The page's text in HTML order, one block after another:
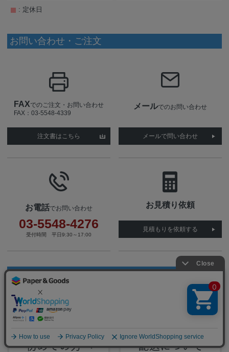
: 定休日
お問い合わせ・ご注文
FAXでのご注文・お問い合わせ
FAX：03-5548-4339
注文書はこちら
メールでのお問い合わせ
メールで問い合わせ
お電話でお問い合わせ
03-5548-4276
受付時間 平日9:30～17:00
お見積り依頼
見積もりを依頼する
インフォメーション